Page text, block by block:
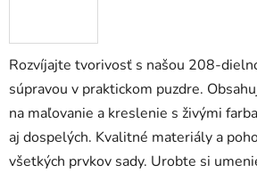
Rozvíjajte tvorivosť s našou 208-
súpravou v praktickom puzdre.
na maľovanie a kreslenie s živými
aj dospelých. Kvalitné materiály a
všetkých prvkov sady. Urobte si